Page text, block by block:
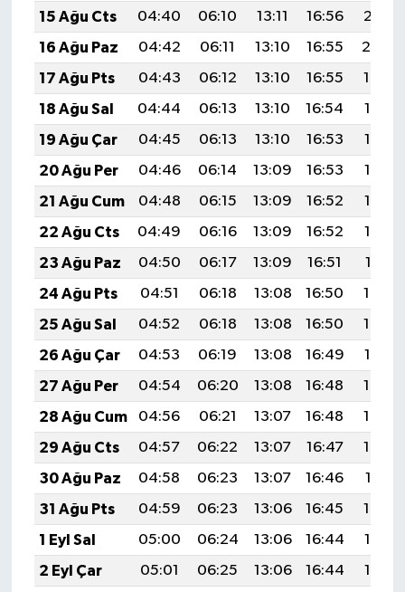
15 Ağu Cts
04:40 06:10 13:11 16:56
20:01
16 Ağu Paz
04:42 06:11 13:10 16:55
20:00
17 Ağu Pts
04:43 06:12 13:10 16:55
19:59
18 Ağu Sal
04:44 06:13 13:10 16:54
19:57
19 Ağu Çar
04:45 06:13 13:10 16:53
19:56
20 Ağu Per
04:46 06:14 13:09 16:53
19:55
21 Ağu Cum
04:48 06:15 13:09 16:52
19:53
22 Ağu Cts
04:49 06:16 13:09 16:52
19:52
23 Ağu Paz
04:50 06:17 13:09 16:51
19:51
24 Ağu Pts
04:51 06:18 13:08 16:50
19:49
25 Ağu Sal
04:52 06:18 13:08 16:50
19:48
26 Ağu Çar
04:53 06:19 13:08 16:49
19:47
27 Ağu Per
04:54 06:20 13:08 16:48
19:45
28 Ağu Cum
04:56 06:21 13:07 16:48
19:44
29 Ağu Cts
04:57 06:22 13:07 16:47
19:42
30 Ağu Paz
04:58 06:23 13:07 16:46
19:41
31 Ağu Pts
04:59 06:23 13:06 16:45
19:40
1 Eyl Sal
05:00 06:24 13:06 16:44
19:38
2 Eyl Çar
05:01 06:25 13:06 16:44
19:37